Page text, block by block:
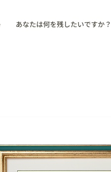
あなたは何を残したいですか？